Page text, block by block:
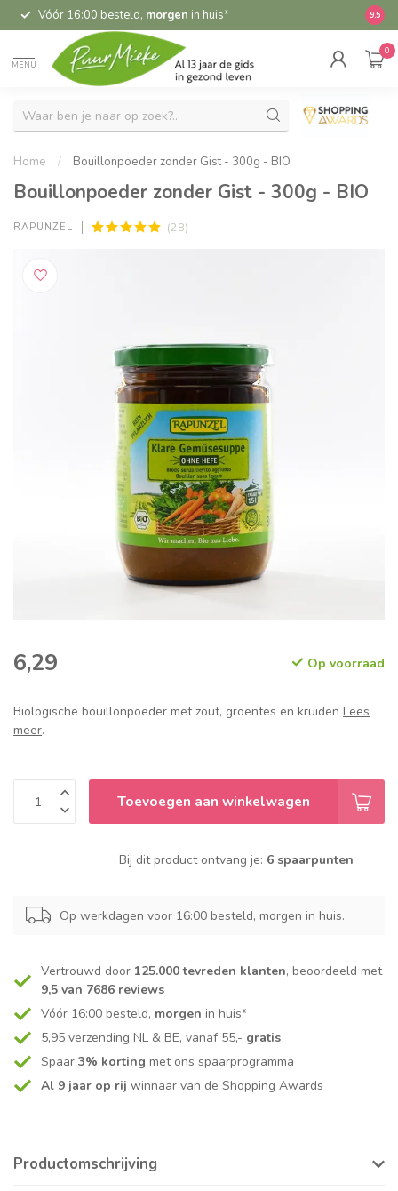
Vóór 16:00 besteld, morgen in huis* 9.5
MENU
0
Home / Bouillonpoeder zonder Gist - 300g - BIO
Bouillonpoeder zonder Gist - 300g - BIO
RAPUNZEL (28)
6,29 Op voorraad
Biologische bouillonpoeder met zout, groentes en kruiden Lees
meer.
Toevoegen aan winkelwagen
Bij dit product ontvang je: 6 spaarpunten
Op werkdagen voor 16:00 besteld, morgen in huis.
Vertrouwd door 125.000 tevreden klanten, beoordeeld met
9,5 van 7686 reviews
Vóór 16:00 besteld, morgen in huis*
5,95 verzending NL & BE, vanaf 55,- gratis
Spaar 3% korting met ons spaarprogramma
Al 9 jaar op rij winnaar van de Shopping Awards
Productomschrijving